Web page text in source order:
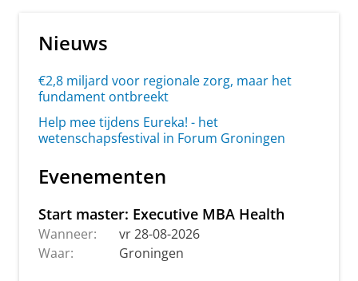
Nieuws
€2,8 miljard voor regionale zorg, maar het
fundament ontbreekt
Help mee tijdens Eureka! - het
wetenschapsfestival in Forum Groningen
Evenementen
Start master: Executive MBA Health
Wanneer:
vr 28-08-2026
Waar:
Groningen